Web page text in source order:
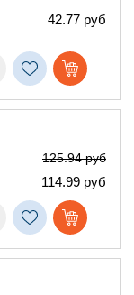
42.77 руб
125.94 руб
114.99 руб